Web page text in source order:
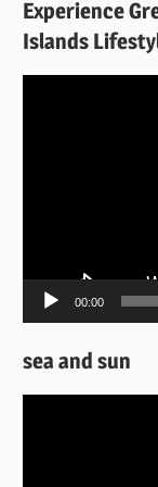
Experience
Islands
00:00
sea and sun